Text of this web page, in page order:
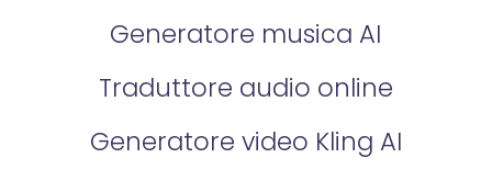
Generatore musica AI
Traduttore audio online
Generatore video Kling AI